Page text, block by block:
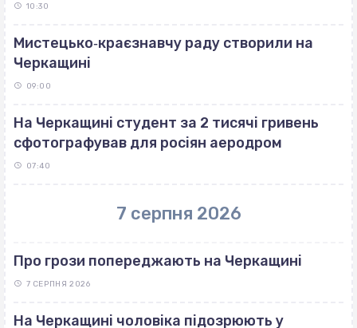
10:30
Мистецько‐краєзнавчу раду створили на
Черкащині
09:00
На Черкащині студент за 2 тисячі гривень
сфотографував для росіян аеродром
07:40
7 серпня 2026
Про грози попереджають на Черкащині
7 СЕРПНЯ 2026
На Черкащині чоловіка підозрюють у